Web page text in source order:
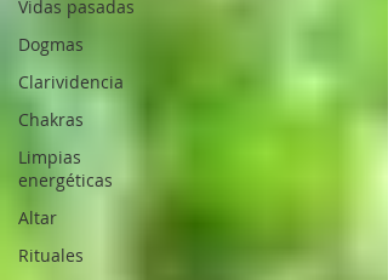
Vidas pasadas
Dogmas
Clarividencia
Chakras
Limpias
energéticas
Altar
Rituales